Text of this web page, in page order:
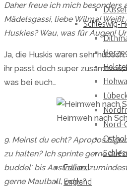
Schleswig-
Nord-
Estland
England
Daher freue ich mich besonders
Mädelsgassi, liebe Wilma!
Huskies? Wau, was für Augen!
Ja, die Huskis waren sehr
ihr passt doch super
was bei euch…
Heimweh nach
9. Meinst du echt? Apropos
zu halten? Ich sprinte gerne auf
buddel‘ bis Australien,
gerne Maulball, oder?